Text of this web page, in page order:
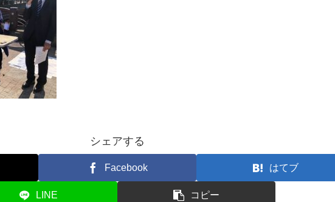
シェアする
Facebook はてブ
LINE コピー